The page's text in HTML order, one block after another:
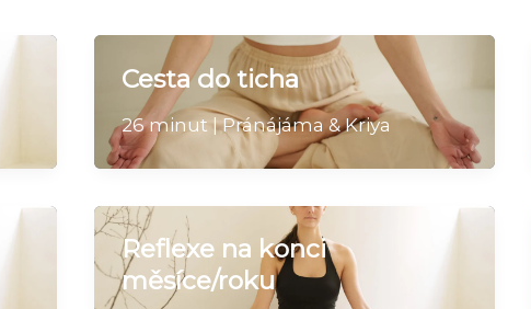
Cesta do ticha
26 minut | Pránájáma & Kriya
Reflexe na konci
měsíce/roku